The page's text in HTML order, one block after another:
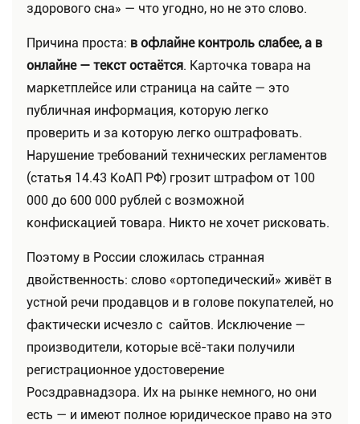
здорового сна» — что угодно, но не это слово.
Причина проста: в офлайне контроль слабее, а в
онлайне — текст остаётся. Карточка товара на
маркетплейсе или страница на сайте — это
публичная информация, которую легко
проверить и за которую легко оштрафовать.
Нарушение требований технических регламентов
(статья 14.43 КоАП РФ) грозит штрафом от 100
000 до 600 000 рублей с возможной
конфискацией товара. Никто не хочет рисковать.
Поэтому в России сложилась странная
двойственность: слово «ортопедический» живёт в
устной речи продавцов и в голове покупателей, но
фактически исчезло с сайтов. Исключение —
производители, которые всё-таки получили
регистрационное удостоверение
Росздравнадзора. Их на рынке немного, но они
есть — и имеют полное юридическое право на это